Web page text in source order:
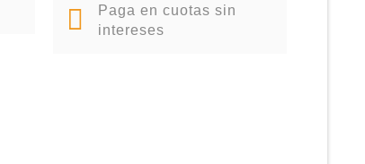
Paga en cuotas sin
intereses